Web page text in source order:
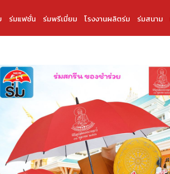
ร่มแฟชั่น ร่มพรีเมี่ยม โรงงานผลิตร่ม ร่มสนาม